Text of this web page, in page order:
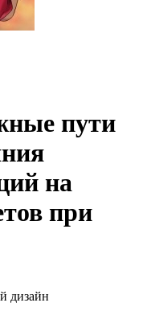
пути
на
при
дизайн